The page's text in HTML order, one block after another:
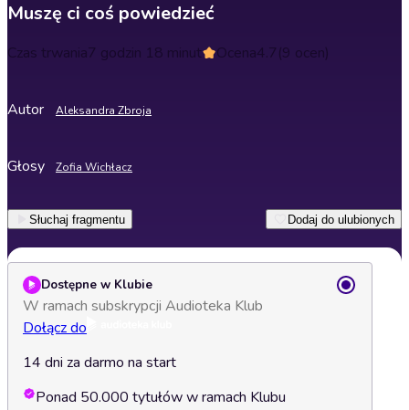
Muszę ci coś powiedzieć
Czas trwania7 godzin 18 minut Ocena4.7(9 ocen)
Autor Aleksandra Zbroja
Głosy Zofia Wichłacz
Słuchaj fragmentu Dodaj do ulubionych
Dostępne w Klubie
W ramach subskrypcji Audioteka Klub
Dołącz do
14 dni za darmo na start
Ponad 50.000 tytułów w ramach Klubu